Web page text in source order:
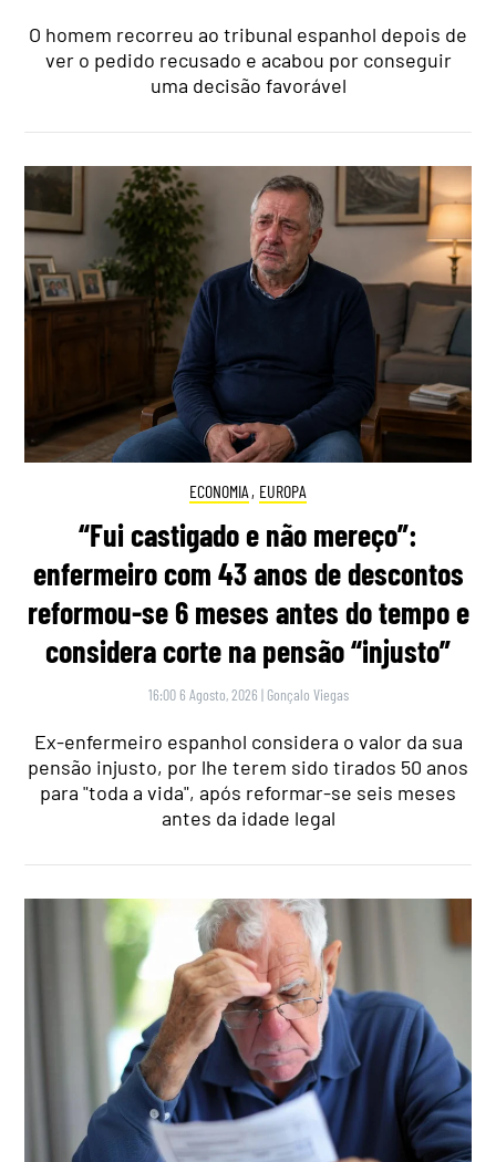
O homem recorreu ao tribunal espanhol depois de
ver o pedido recusado e acabou por conseguir
uma decisão favorável
ECONOMIA , EUROPA
“Fui castigado e não mereço”:
enfermeiro com 43 anos de descontos
reformou-se 6 meses antes do tempo e
considera corte na pensão “injusto”
16:00 6 Agosto, 2026 | Gonçalo Viegas
Ex-enfermeiro espanhol considera o valor da sua
pensão injusto, por lhe terem sido tirados 50 anos
para "toda a vida", após reformar-se seis meses
antes da idade legal